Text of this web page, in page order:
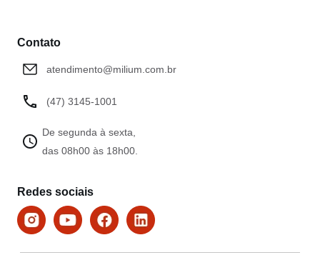
Contato
atendimento@milium.com.br
(47) 3145-1001
De segunda à sexta,
das 08h00 às 18h00.
Redes sociais